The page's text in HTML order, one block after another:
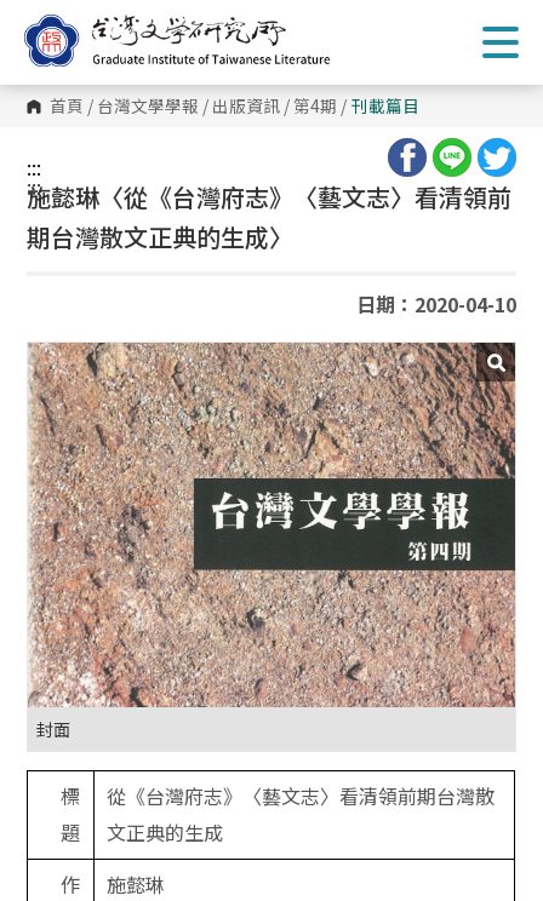
到
主
內
容 首頁 / 台灣文學學報 / 出版資訊 / 第4期 / 刊載篇目
:::
:::
施懿琳〈從《台灣府志》〈藝文志〉看清領前
期台灣散文正典的生成〉
日期：2020-04-10
封面
標
題
從《台灣府志》〈藝文志〉看清領前期台灣散
文正典的生成
作
施懿琳